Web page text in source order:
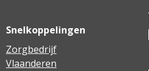
Snelkoppelingen
Zorgbedrijf
Vlaanderen